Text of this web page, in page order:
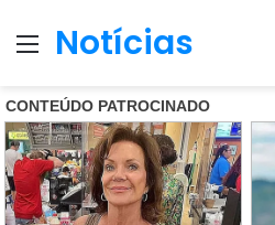
Menu
Notícias